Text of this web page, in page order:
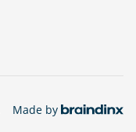
Made by